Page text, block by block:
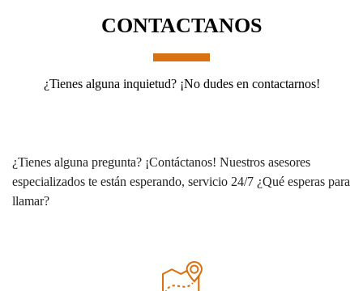
CONTACTANOS
¿Tienes alguna inquietud? ¡No dudes en contactarnos!
¿Tienes alguna pregunta? ¡Contáctanos! Nuestros asesores
especializados te están esperando, servicio 24/7 ¿Qué esperas para
llamar?